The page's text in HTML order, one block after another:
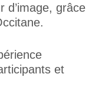
d’image, grâce
et